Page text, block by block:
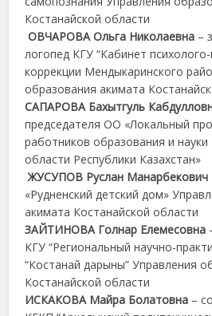
Костанайской области
ОВЧАРОВА Ольга Николаевна –
логопед КГУ “Кабинет
коррекции Мендыкаринского
образования акимата
САПАРОВА Бахытгуль
председателя ОО «Локальный
работников образования и науки
области Республики Казахстан»
ЖУСУПОВ Руслан Манарбекович
«Рудненский детский дом»
акимата Костанайской области
ЗАЙТИНОВА Голнар Елемесовна
КГУ “Региональный научно-
“Костанай дарыны” Управления
Костанайской области
ИСКАКОВА Майра Болатовна –